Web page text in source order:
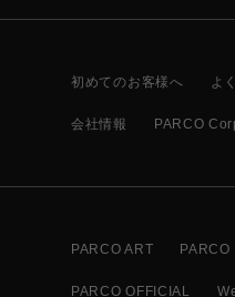
初めてのお客様へ よ
会社情報 PARCO
PARCO ART PARCO
PARCO OFFICIAL